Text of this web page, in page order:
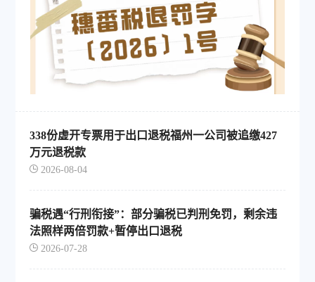
338份虚开专票用于出口退税福州一公司被追缴427
万元退税款
2026-08-04
骗税遇“行刑衔接”：部分骗税已判刑免罚，剩余违
法照样两倍罚款+暂停出口退税
2026-07-28